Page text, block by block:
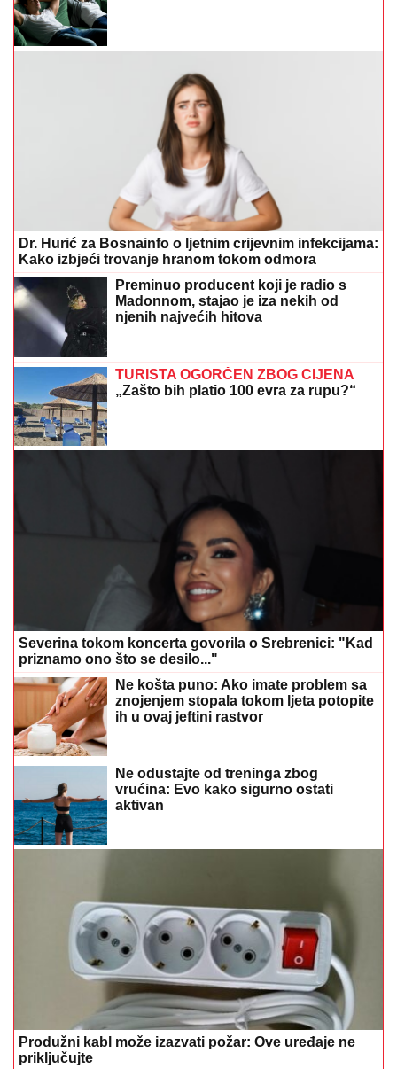
Dr. Hurić za Bosnainfo o ljetnim crijevnim infekcijama:
Kako izbjeći trovanje hranom tokom odmora
Preminuo producent koji je radio s
Madonnom, stajao je iza nekih od
njenih najvećih hitova
TURISTA OGORČEN ZBOG CIJENA
„Zašto bih platio 100 evra za rupu?“
Severina tokom koncerta govorila o Srebrenici: "Kad
priznamo ono što se desilo..."
Ne košta puno: Ako imate problem sa
znojenjem stopala tokom ljeta potopite
ih u ovaj jeftini rastvor
Ne odustajte od treninga zbog
vrućina: Evo kako sigurno ostati
aktivan
Produžni kabl može izazvati požar: Ove uređaje ne
priključujte